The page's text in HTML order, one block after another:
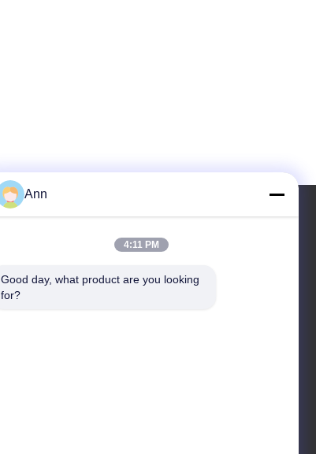
Địa chỉ của chúng tôi
Địa chỉ
Ann
4:11 PM
Good day, what product are you looking
for?